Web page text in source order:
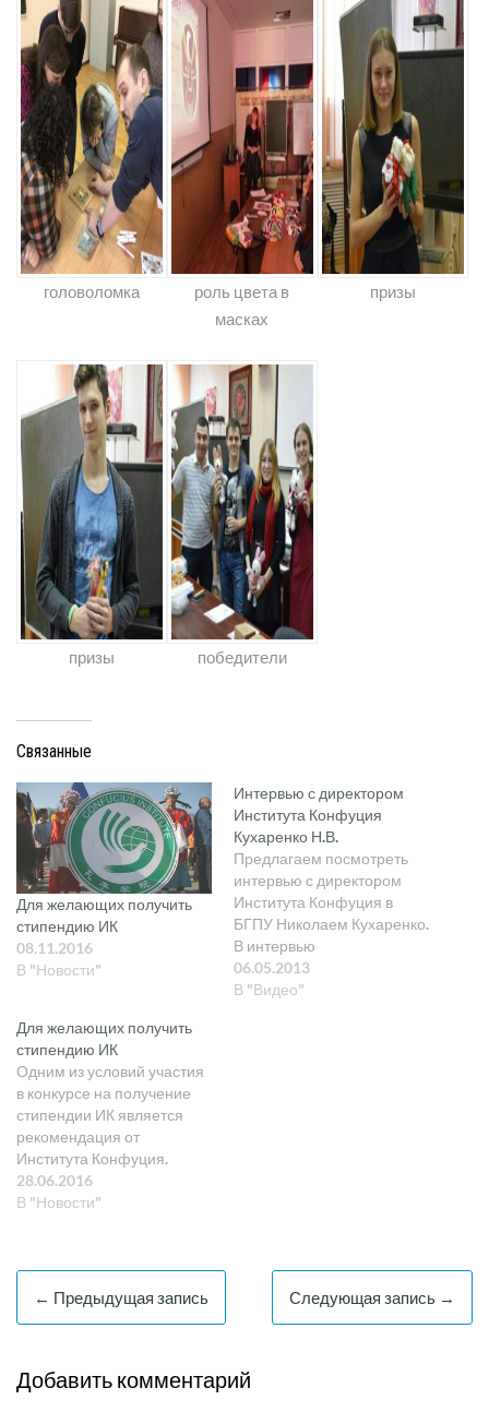
головоломка
роль цвета в
масках
призы
призы победители
Связанные
Для желающих получить
стипендию ИК
08.11.2016
В "Новости"
Интервью с директором
Института Конфуция
Кухаренко Н.В.
Предлагаем посмотреть
интервью с директором
Института Конфуция в
БГПУ Николаем Кухаренко.
В интервью
рассказывается об
основных направлениях
06.05.2013
В "Видео"
Для желающих получить
стипендию ИК
Одним из условий участия
в конкурсе на получение
стипендии ИК является
рекомендация от
Института Конфуция.
Такую рекомендацию мы
даем только слушателям
много писем от студентов,
изучающих китайский язык,
но не имеющих
отсутствием Института
Конфуция в их…
28.06.2016
В "Новости"
← Предыдущая запись Следующая запись →
Добавить комментарий